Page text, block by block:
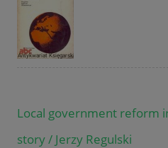
Local government reform
story / Jerzy Regulski